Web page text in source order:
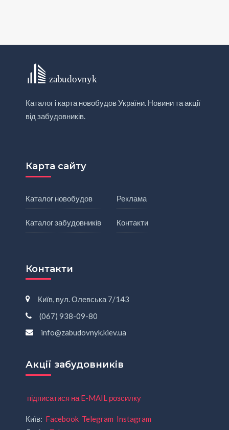
Каталог і карта новобудов України. Новини та акції
від забудовників.
Карта сайту
Каталог новобудов
Каталог забудовників
Реклама
Контакти
Контакти
Київ, вул. Олевська 7/143
(067) 938-09-80
info@zabudovnyk.kiev.ua
Акції забудовників
підписатися на E-MAIL розсилку
Київ: Facebook Telegram Instagram